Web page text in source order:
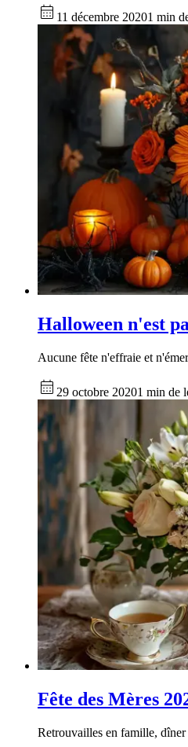
11 décembre 20201 min
Halloween n'est
Aucune fête n'effraie et
29 octobre 20201 min de
Fête des Mères
Retrouvailles en famille, dîner